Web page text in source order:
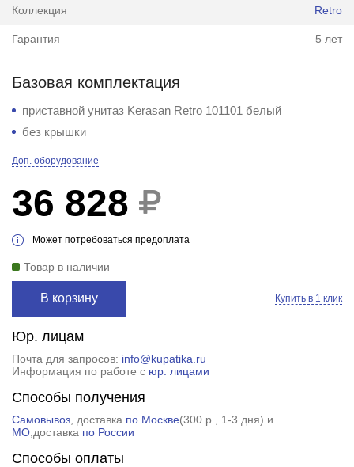
Коллекция Retro
Гарантия 5 лет
Базовая комплектация
приставной унитаз Kerasan Retro 101101 белый
без крышки
Доп. оборудование
36 828
Может потребоваться предоплата
Товар в наличии
В корзину Купить в 1 клик
Юр. лицам
Почта для запросов: info@kupatika.ru
Информация по работе с юр. лицами
Способы получения
Самовывоз, доставка по Москве(300 р.
, 1-3 дня) и
МО,доставка по России
Способы оплаты